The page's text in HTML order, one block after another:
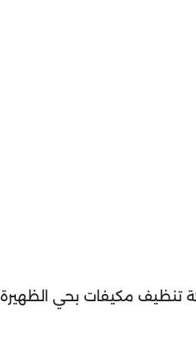
مكيفات بحي الظهيرة